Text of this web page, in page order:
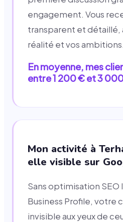
engagement. Vous
transparent et détaillé,
réalité et vos ambitions.
En moyenne, mes
entre 1 200 € et 3
Mon activité à
elle visible sur
Sans optimisation
Business Profile, votre
invisible aux yeux de